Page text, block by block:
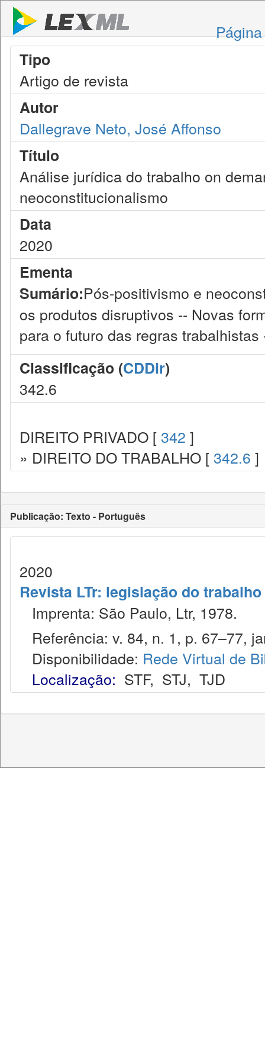
Tipo
Artigo de revista
Autor
Dallegrave Neto, José Affonso
Título
Análise jurídica do trabalho on
neoconstitucionalismo
Data
2020
Ementa
Sumário:Pós-positivismo e
os produtos disruptivos -- Novas
para o futuro das regras
Classificação (CDDir)
342.6
DIREITO PRIVADO [ 342 ]
» DIREITO DO TRABALHO [ 342.6 ]
Publicação: Texto - Português
2020
Revista LTr: legislação do trabalho
Imprenta: São Paulo, Ltr, 1978.
Referência: v. 84, n. 1, p. 67–77,
Disponibilidade: Rede Virtual de
Localização: STF, STJ, TJD